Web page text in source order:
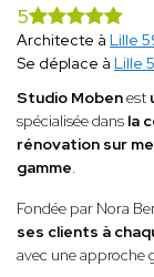
5
Architecte à Lille
Se déplace à Lille
Studio Mobenest
spécialisée dans la
rénovation sur
gamme.
Fondée par Nora
ses clients à
avec une approche